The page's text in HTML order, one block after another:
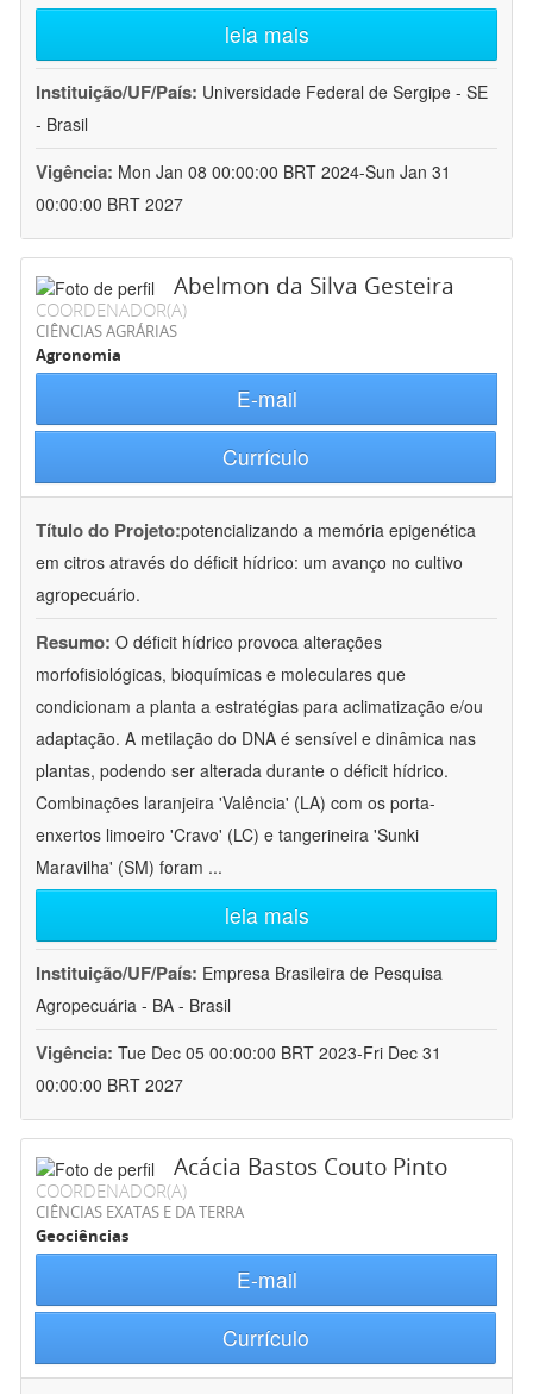
leia mais
Instituição/UF/País: Universidade Federal de Sergipe - SE
- Brasil
Vigência: Mon Jan 08 00:00:00 BRT 2024-Sun Jan 31
00:00:00 BRT 2027
Abelmon da Silva Gesteira
COORDENADOR(A)
CIÊNCIAS AGRÁRIAS
Agronomia
E-mail
Currículo
Título do Projeto:potencializando a memória epigenética
em citros através do déficit hídrico: um avanço no cultivo
agropecuário.
Resumo: O déficit hídrico provoca alterações
morfofisiológicas, bioquímicas e moleculares que
condicionam a planta a estratégias para aclimatização e/ou
adaptação. A metilação do DNA é sensível e dinâmica nas
plantas, podendo ser alterada durante o déficit hídrico.
Combinações laranjeira 'Valência' (LA) com os porta-
enxertos limoeiro 'Cravo' (LC) e tangerineira 'Sunki
Maravilha' (SM) foram ...
leia mais
Instituição/UF/País: Empresa Brasileira de Pesquisa
Agropecuária - BA - Brasil
Vigência: Tue Dec 05 00:00:00 BRT 2023-Fri Dec 31
00:00:00 BRT 2027
Acácia Bastos Couto Pinto
COORDENADOR(A)
CIÊNCIAS EXATAS E DA TERRA
Geociências
E-mail
Currículo